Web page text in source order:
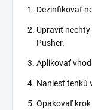
Dezinfikovať
Upraviť nechty
Pusher.
Aplikovať
Naniesť tenkú
Opakovať krok